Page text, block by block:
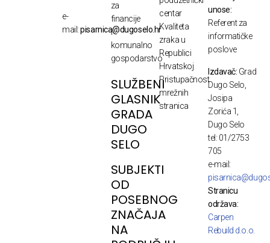
e-
mail:pisarnica@dugoselo.hr
za
financije
i
komunalno
gospodarstvo
SLUŽBENI
GLASNIK
GRADA
DUGO
SELO
SUBJEKTI
OD
POSEBNOG
ZNAČAJA
NA
centar
Kvaliteta
zraka u
Republici
Hrvatskoj
Pristupačnost
mrežnih
stranica
unose:
Referent za
informatičke
poslove
Izdavač: Grad
Dugo Selo,
Josipa
Zorića 1,
Dugo Selo
tel: 01/2753
705
e-mail:
Stranicu
održava:
Carpen
Rebuild d.o.o.